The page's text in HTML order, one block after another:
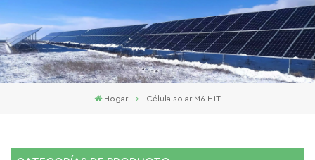
국의
Hogar Célula solar M6 HJT